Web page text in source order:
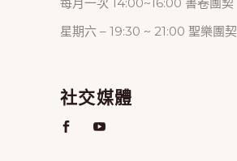
星期六 – 19:30 ~ 21:00 聖樂團契
社交媒體